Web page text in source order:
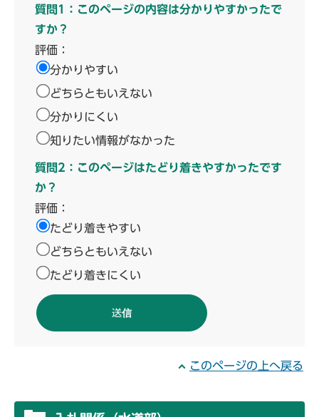
質問1：このページの内容は分かりやすかったで
すか？
評価：
分かりやすい
どちらともいえない
分かりにくい
知りたい情報がなかった
質問2：このページはたどり着きやすかったです
か？
評価：
たどり着きやすい
どちらともいえない
たどり着きにくい
このページの上へ戻る